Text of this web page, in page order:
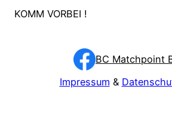
KOMM VORBEI !
BC Matchpoint
Impressum &